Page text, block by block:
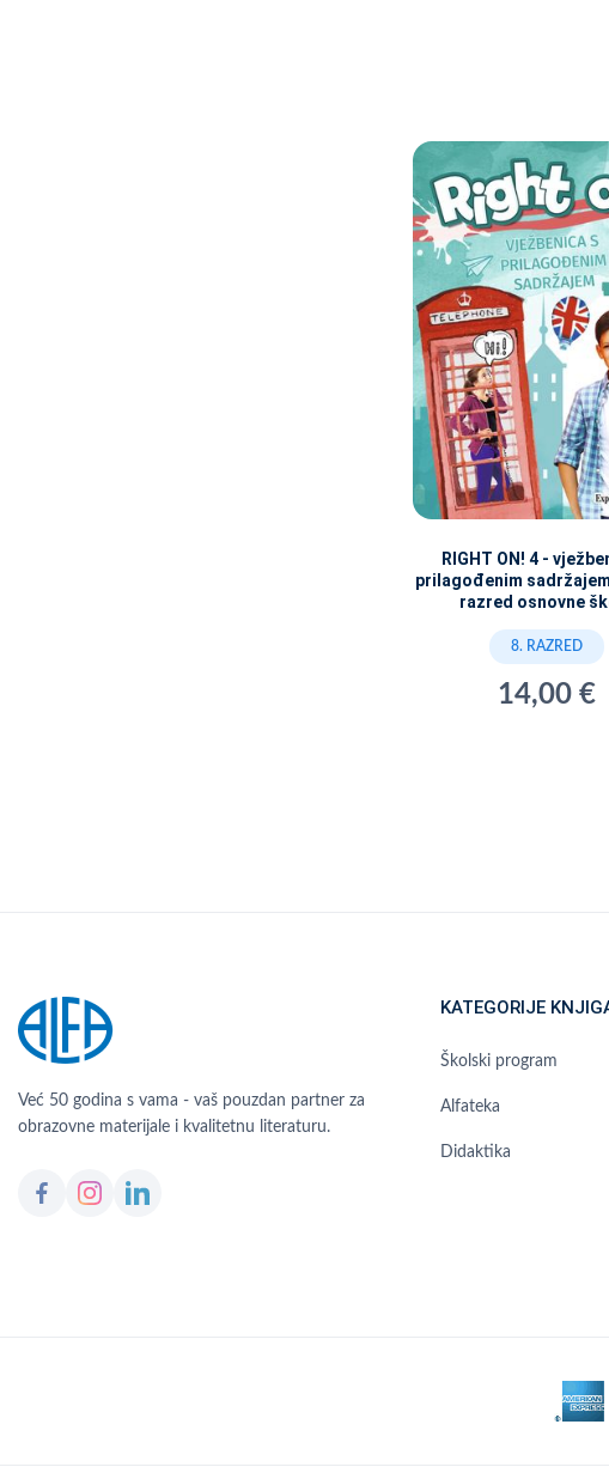
RIGHT ON! 4 -
prilagođenim
razred osnovne
8. RAZRED
14,00 €
Već 50 godina s vama - vaš pouzdan partner za
obrazovne materijale i kvalitetnu literaturu.
KATEGORIJE
Školski program
Alfateka
Didaktika